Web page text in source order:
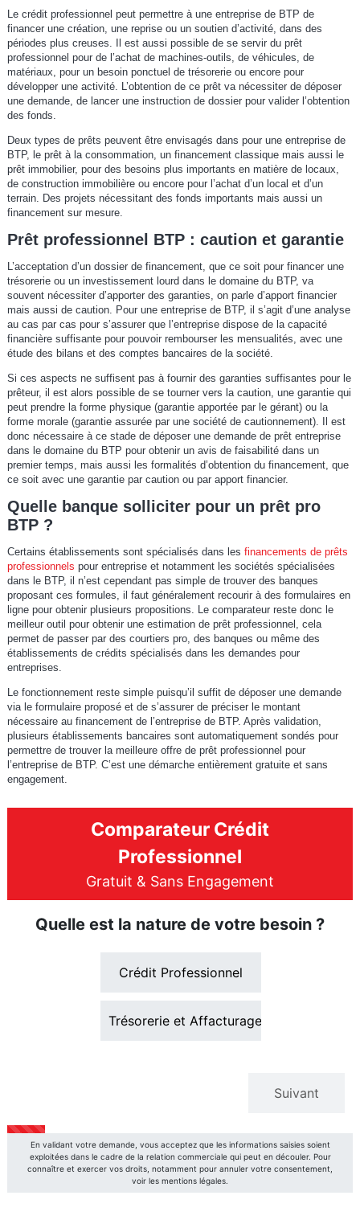
Le crédit professionnel peut permettre à une entreprise de BTP de
financer une création, une reprise ou un soutien d’activité, dans des
périodes plus creuses. Il est aussi possible de se servir du prêt
professionnel pour de l’achat de machines-outils, de véhicules, de
matériaux, pour un besoin ponctuel de trésorerie ou encore pour
développer une activité. L’obtention de ce prêt va nécessiter de déposer
une demande, de lancer une instruction de dossier pour valider l’obtention
des fonds.
Deux types de prêts peuvent être envisagés dans pour une entreprise de
BTP, le prêt à la consommation, un financement classique mais aussi le
prêt immobilier, pour des besoins plus importants en matière de locaux,
de construction immobilière ou encore pour l’achat d’un local et d’un
terrain. Des projets nécessitant des fonds importants mais aussi un
financement sur mesure.
Prêt professionnel BTP : caution et garantie
L’acceptation d’un dossier de financement, que ce soit pour financer une
trésorerie ou un investissement lourd dans le domaine du BTP, va
souvent nécessiter d’apporter des garanties, on parle d’apport financier
mais aussi de caution. Pour une entreprise de BTP, il s’agit d’une analyse
au cas par cas pour s’assurer que l’entreprise dispose de la capacité
financière suffisante pour pouvoir rembourser les mensualités, avec une
étude des bilans et des comptes bancaires de la société.
Si ces aspects ne suffisent pas à fournir des garanties suffisantes pour le
prêteur, il est alors possible de se tourner vers la caution, une garantie qui
peut prendre la forme physique (garantie apportée par le gérant) ou la
forme morale (garantie assurée par une société de cautionnement). Il est
donc nécessaire à ce stade de déposer une demande de prêt entreprise
dans le domaine du BTP pour obtenir un avis de faisabilité dans un
premier temps, mais aussi les formalités d’obtention du financement, que
ce soit avec une garantie par caution ou par apport financier.
Quelle banque solliciter pour un prêt pro
BTP ?
Certains établissements sont spécialisés dans les financements de prêts
professionnels pour entreprise et notamment les sociétés spécialisées
dans le BTP, il n’est cependant pas simple de trouver des banques
proposant ces formules, il faut généralement recourir à des formulaires en
ligne pour obtenir plusieurs propositions. Le comparateur reste donc le
meilleur outil pour obtenir une estimation de prêt professionnel, cela
permet de passer par des courtiers pro, des banques ou même des
établissements de crédits spécialisés dans les demandes pour
entreprises.
Le fonctionnement reste simple puisqu’il suffit de déposer une demande
via le formulaire proposé et de s’assurer de préciser le montant
nécessaire au financement de l’entreprise de BTP. Après validation,
plusieurs établissements bancaires sont automatiquement sondés pour
permettre de trouver la meilleure offre de prêt professionnel pour
l’entreprise de BTP. C’est une démarche entièrement gratuite et sans
engagement.